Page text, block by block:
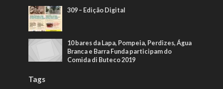
309 – Edição Digital
10 bares da Lapa, Pompeia, Perdizes, Água
Branca e Barra Funda participam do
Comida di Buteco 2019
Tags